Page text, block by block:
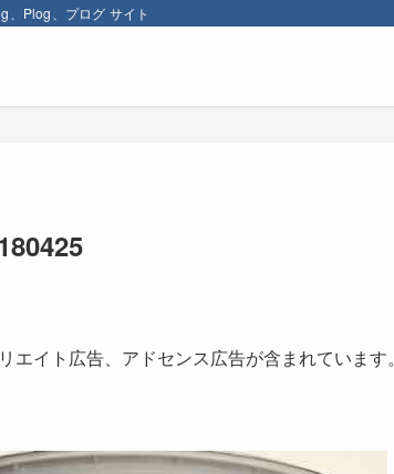
、Plog、プログ サイト
エイト広告、アドセンス広告が含まれています。